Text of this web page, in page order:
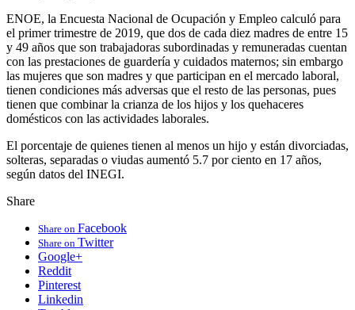
ENOE, la Encuesta Nacional de Ocupación y Empleo calculó para
el primer trimestre de 2019, que dos de cada diez madres de entre 15
y 49 años que son trabajadoras subordinadas y remuneradas cuentan
con las prestaciones de guardería y cuidados maternos; sin embargo
las mujeres que son madres y que participan en el mercado laboral,
tienen condiciones más adversas que el resto de las personas, pues
tienen que combinar la crianza de los hijos y los quehaceres
domésticos con las actividades laborales.
El porcentaje de quienes tienen al menos un hijo y están divorciadas,
solteras, separadas o viudas aumentó 5.7 por ciento en 17 años,
según datos del INEGI.
Share
Share on Facebook
Share on Twitter
Google+
Reddit
Pinterest
Linkedin